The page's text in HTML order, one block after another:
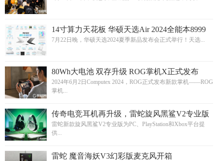
14寸算力天花板 华硕天选Air 2024全能本8999
元预约
7月22日晚，华硕天选2024夏季新品发布会正式举行！天选...
80Wh大电池 双存升级 ROG掌机X正式发布
2024年6月2日Computex 2024，ROG正式发布新款掌机——ROG
掌机...
传奇电竞耳机再升级，雷蛇旋风黑鲨V2专业版
推出兼容PC、PlayStation和Xbox跨平台版本
雷蛇新款旋风黑鲨V2专业版为PC、PlayStation和Xbox平台提
供...
雷蛇 魔音海妖V3幻彩版麦克风开箱